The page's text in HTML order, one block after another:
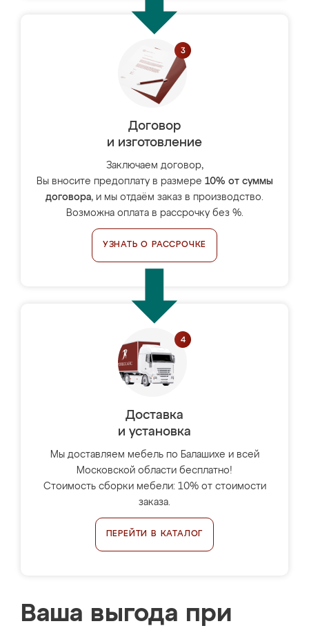
Договор
и изготовление
Заключаем договор,
Вы вносите предоплату в размере 10% от суммы
договора, и мы отдаём заказ в производство.
Возможна оплата в рассрочку без %.
УЗНАТЬ О РАССРОЧКЕ
Доставка
и установка
Мы доставляем мебель по Балашихе и всей
Московской области бесплатно!
Стоимость сборки мебели: 10% от стоимости
заказа.
ПЕРЕЙТИ В КАТАЛОГ
Ваша выгода при